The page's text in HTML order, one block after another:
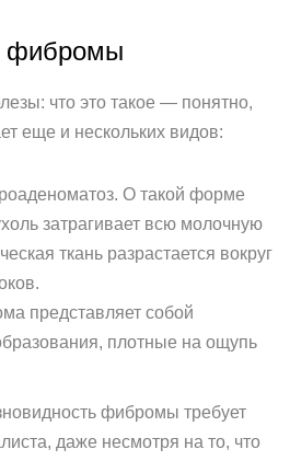
фибромы
что это такое — понятно,
еще и нескольких видов:
О такой форме
затрагивает всю молочную
ткань разрастается вокруг
представляет собой
плотные на ощупь
фибромы требует
даже несмотря на то, что